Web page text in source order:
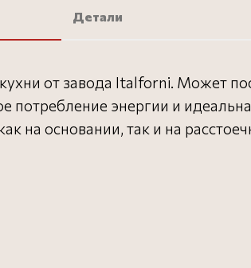
Детали
от завода Italforni. Может
энергии и
на основании, так и на